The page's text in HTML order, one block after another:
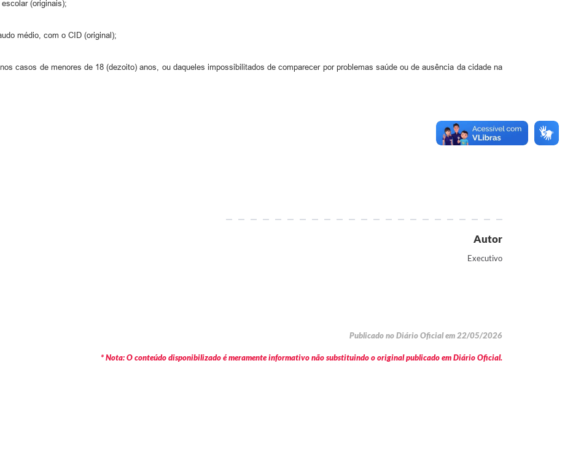
(originais);
médio, com o CID (original);
casos de menores de 18 (dezoito) anos, ou daqueles impossibilitados de comparecer por problemas saúde ou de ausência da cidade na
Autor
Executivo
Publicado no Diário Oficial em 22/05/2026
* Nota: O conteúdo disponibilizado é meramente informativo não substituindo o original publicado em Diário Oficial.